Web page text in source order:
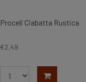
Proceli Ciabatta Rustica
€2,49